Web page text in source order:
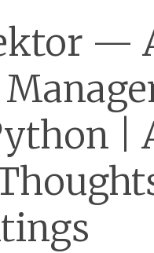
—
|